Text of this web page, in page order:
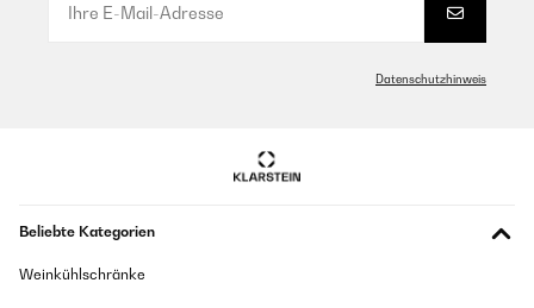
Datenschutzhinweis
Beliebte Kategorien
Weinkühlschränke